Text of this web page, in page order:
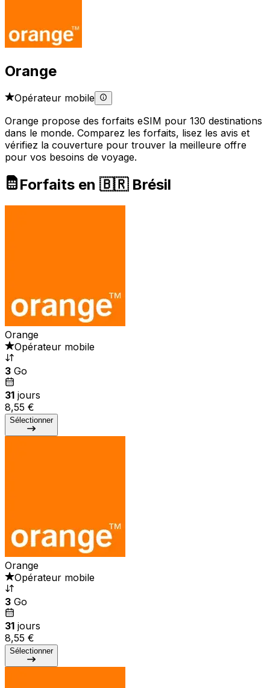
Orange
Opérateur mobile
Orange propose des forfaits eSIM pour 130 destinations
dans le monde. Comparez les forfaits, lisez les avis et
vérifiez la couverture pour trouver la meilleure offre
pour vos besoins de voyage.
Forfaits en 🇧🇷 Brésil
Orange
Opérateur mobile
3 Go
31 jours
8,55 €
Sélectionner
Orange
Opérateur mobile
3 Go
31 jours
8,55 €
Sélectionner